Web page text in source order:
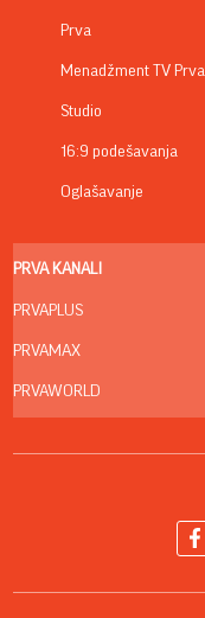
Prva
Menadžment TV Prva
Studio
16:9 podešavanja
Oglašavanje
PRVA KANALI
PRVAPLUS
PRVAMAX
PRVAWORLD